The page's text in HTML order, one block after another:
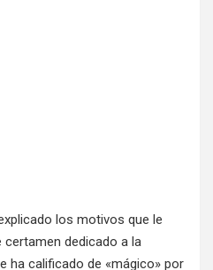
los motivos que le
certamen dedicado a la
ha calificado de «mágico» por